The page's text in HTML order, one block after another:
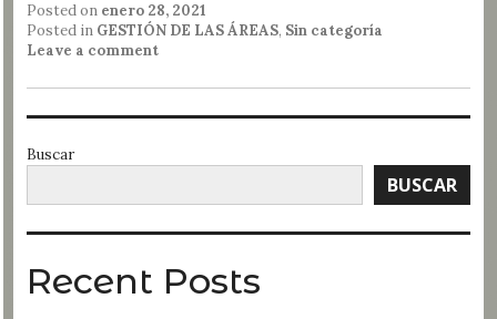
Posted on enero 28, 2021
Posted in GESTIÓN DE LAS ÁREAS, Sin categoría
Leave a comment
Buscar
BUSCAR
Recent Posts